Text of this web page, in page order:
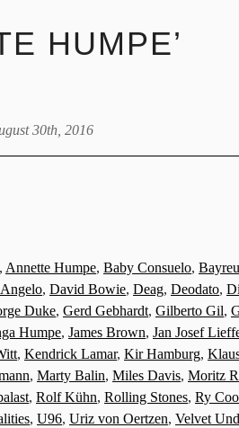
HUMPE’
30th, 2016
, Annette Humpe, Baby Consuelo,
, David Bowie, Deag, Deodato,
Duke, Gerd Gebhardt, Gilberto Gil,
Humpe, James Brown, Jan Josef
, Kendrick Lamar, Kir Hamburg,
, Marty Balin, Miles Davis, Moritz
, Rolf Kühn, Rolling Stones, Ry
, U96, Uriz von Oertzen, Velvet